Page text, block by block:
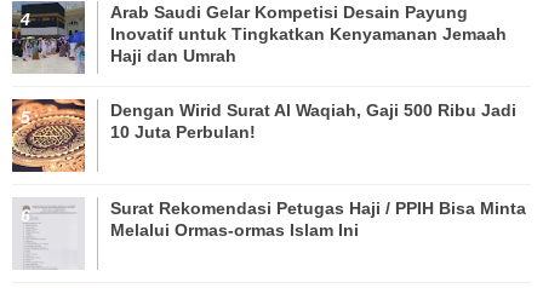
Arab Saudi Gelar Kompetisi Desain Payung
Inovatif untuk Tingkatkan Kenyamanan Jemaah
Haji dan Umrah
Dengan Wirid Surat Al Waqiah, Gaji 500 Ribu Jadi
10 Juta Perbulan!
Surat Rekomendasi Petugas Haji / PPIH Bisa Minta
Melalui Ormas-ormas Islam Ini